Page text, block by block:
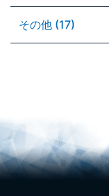
その他 (17)